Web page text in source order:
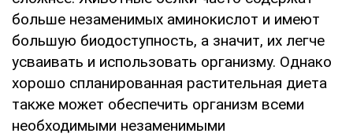
больше незаменимых аминокислот и имеют
большую биодоступность, а значит, их легче
усваивать и использовать организму. Однако
хорошо спланированная растительная диета
также может обеспечить организм всеми
необходимыми незаменимыми